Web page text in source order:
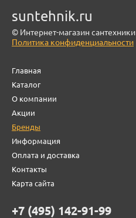
suntehnik.ru
© Интернет-магазин сантехники
Политика конфиденциальности
Главная
Каталог
О компании
Акции
Бренды
Информация
Оплата и доставка
Контакты
Карта сайта
+7 (495) 142-91-99